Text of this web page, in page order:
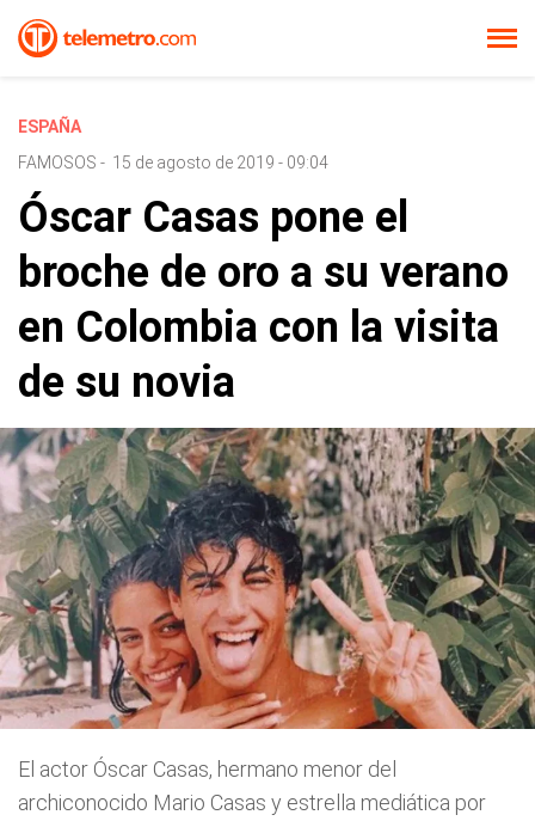
ESPAÑA
FAMOSOS - 15 de agosto de 2019 - 09:04
Óscar Casas pone el
broche de oro a su verano
en Colombia con la visita
de su novia
El actor Óscar Casas, hermano menor del
archiconocido Mario Casas y estrella mediática por